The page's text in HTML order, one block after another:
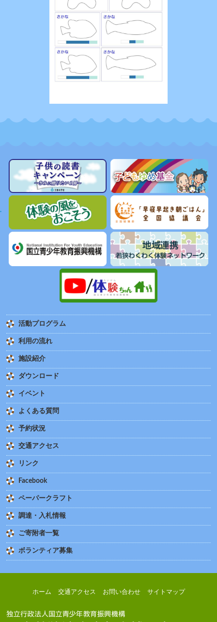
活動プログラム
利用の流れ
施設紹介
ダウンロード
イベント
よくある質問
予約状況
交通アクセス
リンク
Facebook
ペーパークラフト
調達・入札情報
ご寄附者一覧
ボランティア募集
ホーム 交通アクセス お問い合わせ サイトマップ